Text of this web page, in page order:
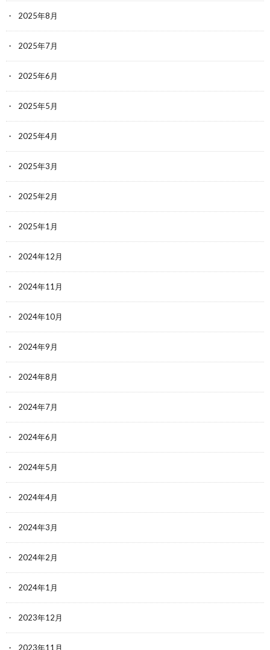
2025年8月
2025年7月
2025年6月
2025年5月
2025年4月
2025年3月
2025年2月
2025年1月
2024年12月
2024年11月
2024年10月
2024年9月
2024年8月
2024年7月
2024年6月
2024年5月
2024年4月
2024年3月
2024年2月
2024年1月
2023年12月
2023年11月